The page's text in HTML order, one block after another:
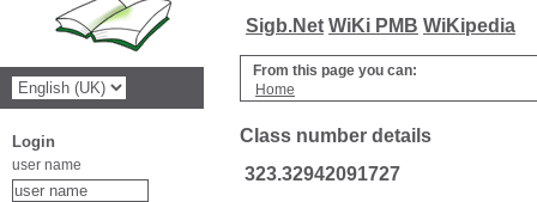
Sigb.Net WiKi PMB WiKipedia
From this page you can:
Home
Class number details
323.32942091727
Login
user name